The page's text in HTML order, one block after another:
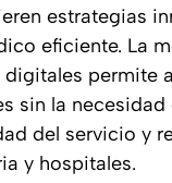
estrategias
eficiente. La
permite
sin la
del servicio y
y hospitales.